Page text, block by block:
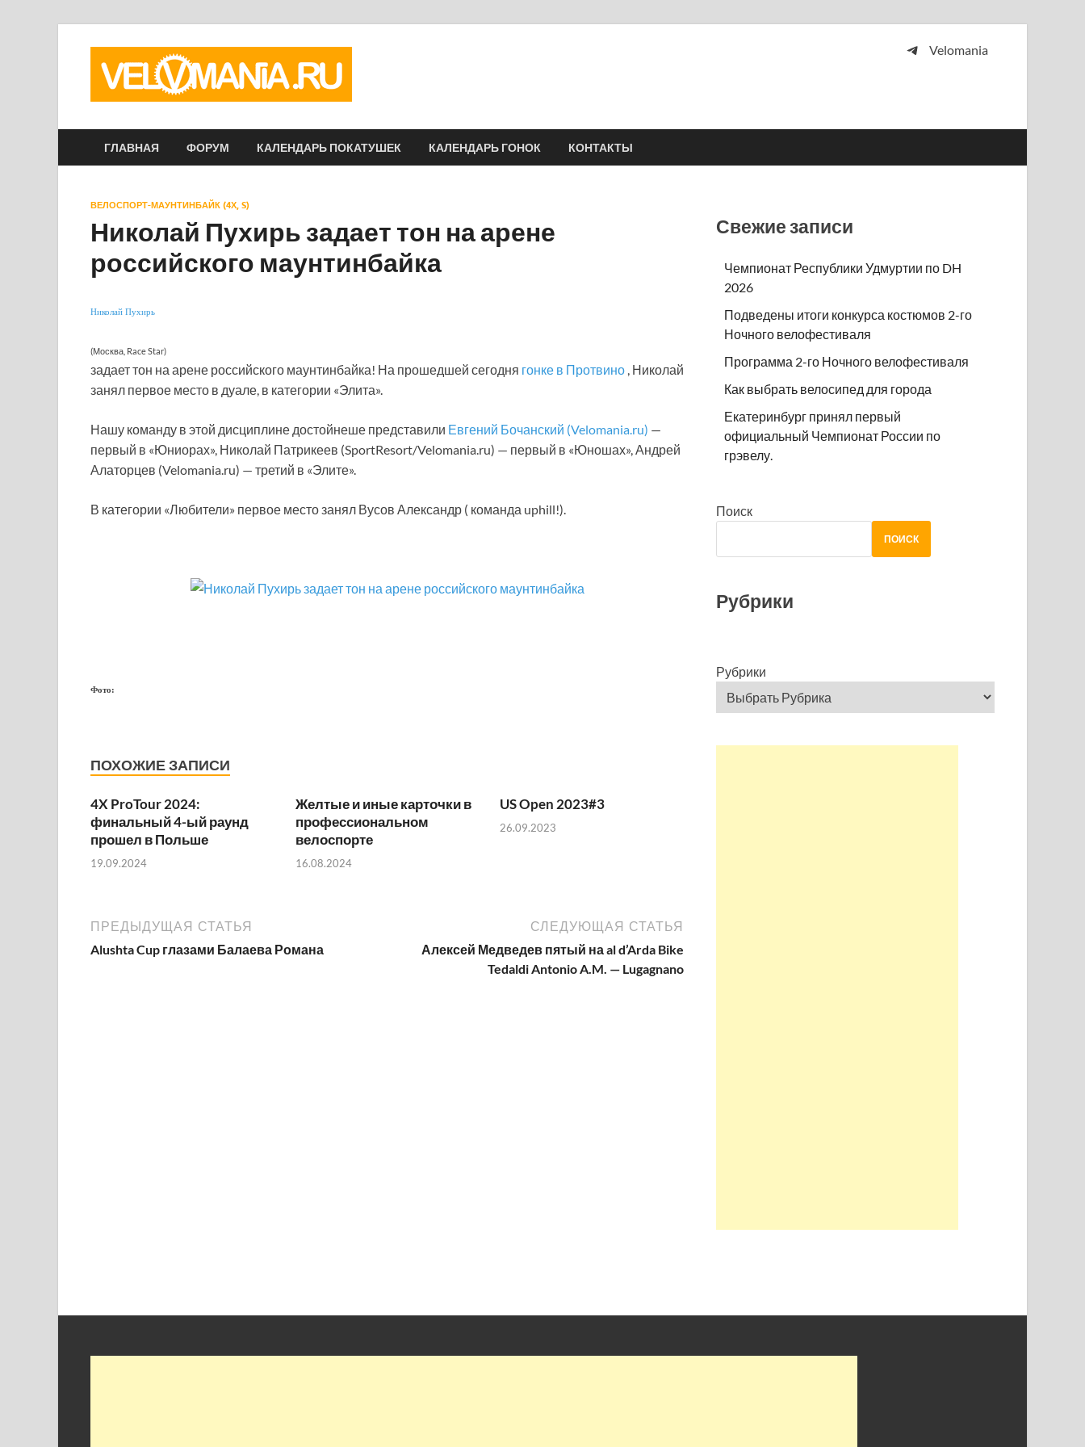
Velomania
ГЛАВНАЯ ФОРУМ КАЛЕНДАРЬ ПОКАТУШЕК КАЛЕНДАРЬ ГОНОК КОНТАКТЫ
ВЕЛОСПОРТ-МАУНТИНБАЙК (4Х, S)
Николай Пухирь задает тон на арене
российского маунтинбайка
Николай Пухирь
(Москва, Race Star)
задает тон на арене российского маунтинбайка! На прошедшей сегодня гонке в Протвино , Николай
занял первое место в дуале, в категории «Элита».
Нашу команду в этой дисциплине достойнеше представили Евгений Бочанский (Velomania.ru) —
первый в «Юниорах», Николай Патрикеев (SportResort/Velomania.ru) — первый в «Юношах», Андрей
Алаторцев (Velomania.ru) — третий в «Элите».
В категории «Любители» первое место занял Вусов Александр ( команда uphill!).
Фото:
ПОХОЖИЕ ЗАПИСИ
4X ProTour 2024:
финальный 4-ый раунд
прошел в Польше
19.09.2024
Желтые и иные карточки в
профессиональном
велоспорте
16.08.2024
US Open 2023#3
26.09.2023
ПРЕДЫДУЩАЯ СТАТЬЯ
Alushta Cup глазами Балаева Романа
СЛЕДУЮЩАЯ СТАТЬЯ
Алексей Медведев пятый на al d’Arda Bike
Tedaldi Antonio A.M. — Lugagnano
Свежие записи
Чемпионат Республики Удмуртии по DH
2026
Подведены итоги конкурса костюмов 2-го
Ночного велофестиваля
Программа 2-го Ночного велофестиваля
Как выбрать велосипед для города
Екатеринбург принял первый
официальный Чемпионат России по
грэвелу.
Поиск
ПОИСК
Рубрики
Рубрики